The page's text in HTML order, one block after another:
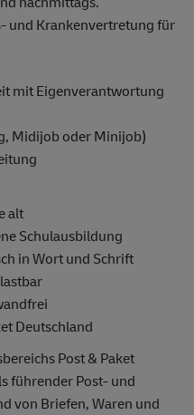
und Krankenvertretung für
mit Eigenverantwortung
Midijob oder Minijob)
alt
Schulausbildung
in Wort und Schrift
Deutschland
Post & Paket
führender Post- und
von Briefen, Waren und